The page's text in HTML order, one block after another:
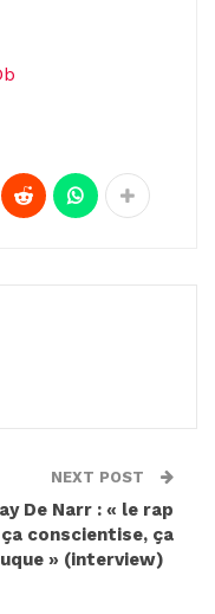
NEXT POST
De Narr : « le rap
ça conscientise, ça
» (interview)